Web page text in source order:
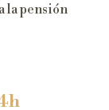
la pensión